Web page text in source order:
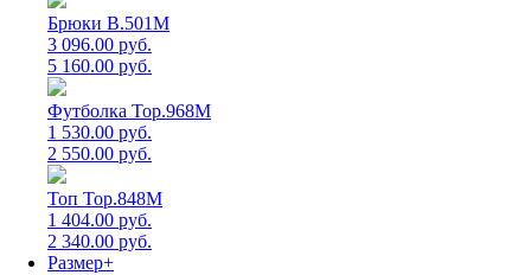
Брюки B.501M
3 096.00 руб.
5 160.00 руб.
Футболка Top.968M
1 530.00 руб.
2 550.00 руб.
Топ Top.848M
1 404.00 руб.
2 340.00 руб.
Размер+